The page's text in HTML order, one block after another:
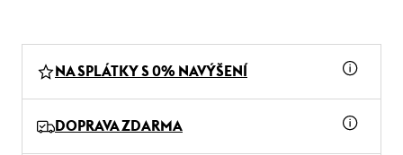
NA SPLÁTKY S 0% NAVÝŠENÍ
DOPRAVA ZDARMA